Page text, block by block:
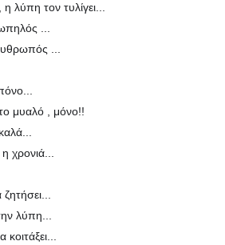
λύπη τον τυλίγει...
...
...
μυαλό , μόνο!!
χρονιά...
λύπη...